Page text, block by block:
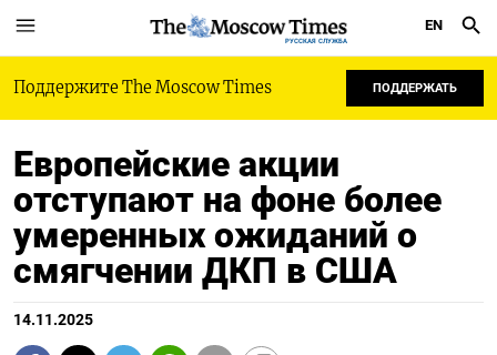
РУССКАЯ СЛУЖБА
EN
Поддержите The Moscow Times ПОДДЕРЖАТЬ
Европейские акции
отступают на фоне более
умеренных ожиданий о
смягчении ДКП в США
14.11.2025